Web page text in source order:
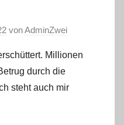
vonAdminZwei
Millionen
durch die
steht auch mir